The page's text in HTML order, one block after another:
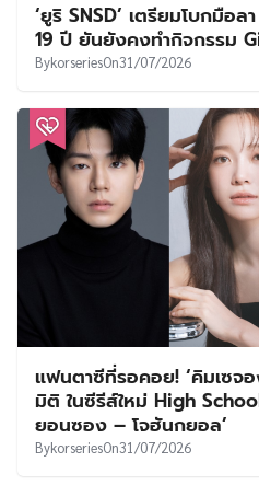
‘ยูริ SNSD’ เตรียมโบกมือ
19 ปี ยันยังคงทำกิจกรรม
BykorseriesOn31/07/2026
แฟนตาซีที่รอคอย! ‘คิมเซจ
มิติ ในซีรีส์ใหม่ High
ยอนซอง – โจฮันกยอล’
BykorseriesOn31/07/2026